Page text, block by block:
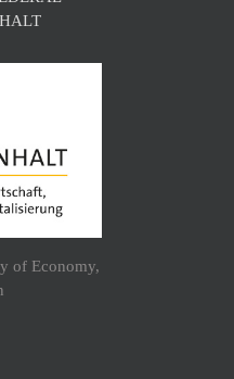
of Economy,